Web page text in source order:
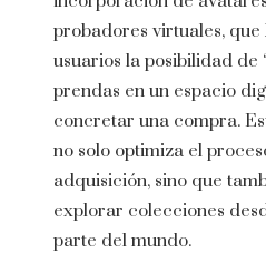
probadores virtuales, que
usuarios la posibilidad de
prendas en un espacio
concretar una compra.
no solo optimiza el
adquisición, sino que
explorar colecciones
parte del mundo.